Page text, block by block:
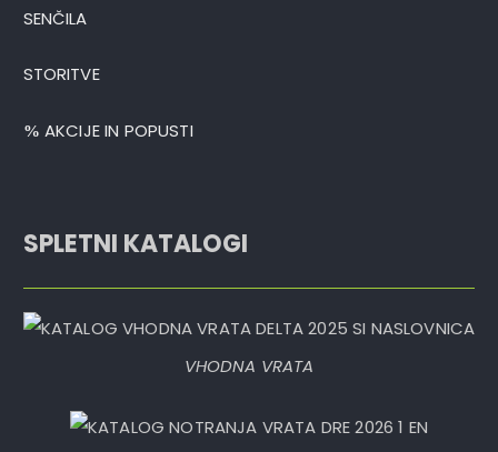
SENČILA
STORITVE
AKCIJE IN POPUSTI
SPLETNI KATALOGI
VHODNA VRATA